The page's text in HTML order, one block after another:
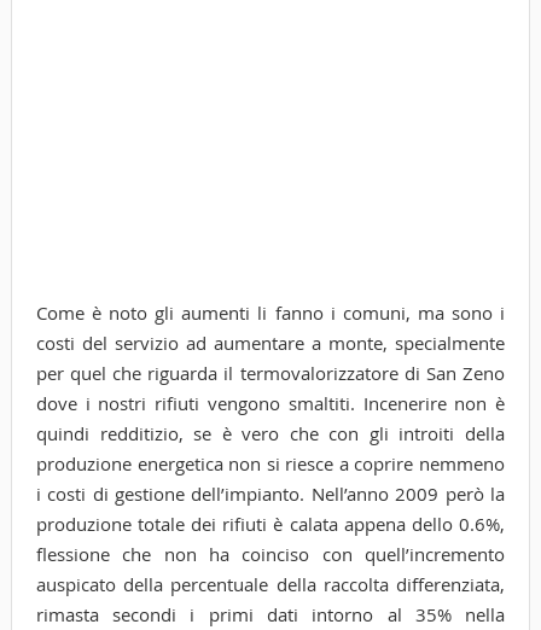
Come è noto gli aumenti li fanno i comuni, ma sono i
costi del servizio ad aumentare a monte, specialmente
per quel che riguarda il termovalorizzatore di San Zeno
dove i nostri rifiuti vengono smaltiti. Incenerire non è
quindi redditizio, se è vero che con gli introiti della
produzione energetica non si riesce a coprire nemmeno
i costi di gestione dell’impianto. Nell’anno 2009 però la
produzione totale dei rifiuti è calata appena dello 0.6%,
flessione che non ha coinciso con quell’incremento
auspicato della percentuale della raccolta differenziata,
rimasta secondi i primi dati intorno al 35% nella